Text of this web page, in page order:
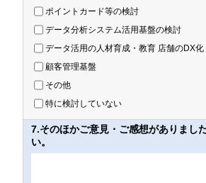
ポイントカード等の検討
データ分析システム活用基盤の検討
データ活用の人材育成・教育 店舗のDX化
顧客管理基盤
その他
特に検討していない
7.そのほかご意見・ご感想がありまし
い。